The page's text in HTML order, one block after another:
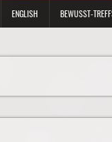
ENGLISH BEWUSST-TREFFS